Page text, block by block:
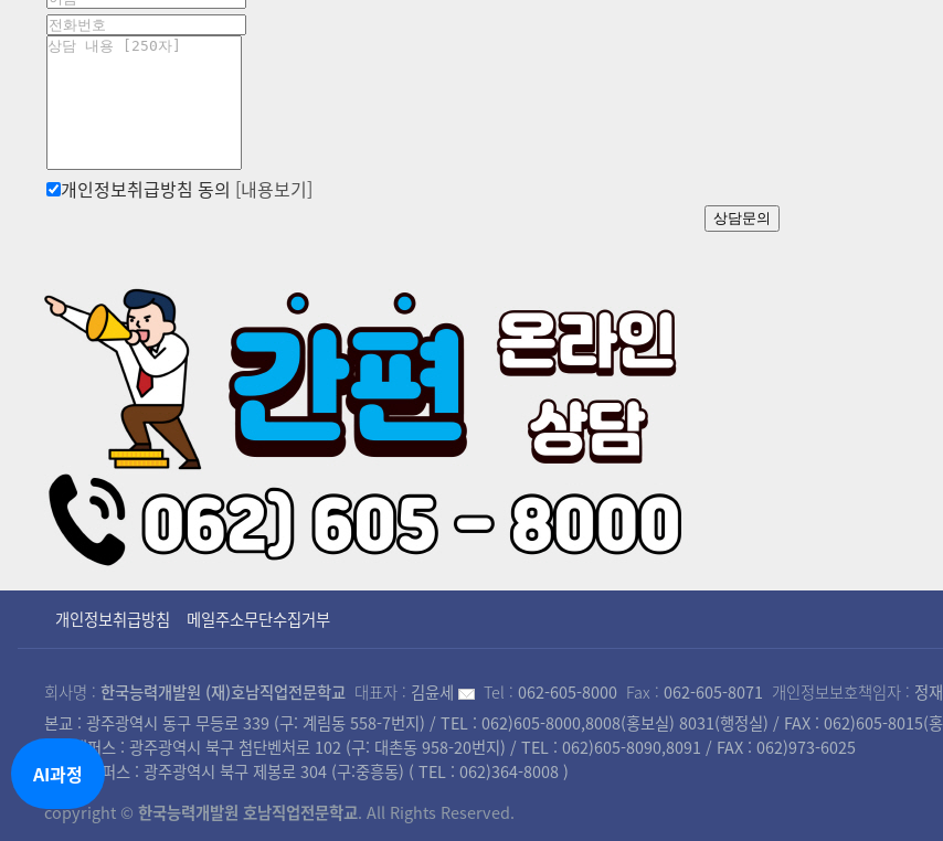
개인정보취급방침 동의 [내용보기]
상담문의
개인정보취급방침 메일주소무단수집거부
회사명 : 한국능력개발원 (재)호남직업전문학교 대표자 : 김윤세 Tel : 062-605-8000 Fax : 062-605-8071 개인정보보호책임자 : 정
본교 : 광주광역시 동구 무등로 339 (구: 계림동 558-7번지) / TEL : 062)605-8000,8008(홍보실) 8031(행정실) / FAX : 062)605-8015(
첨단캠퍼스 : 광주광역시 북구 첨단벤처로 102 (구: 대촌동 958-20번지) / TEL : 062)605-8090,8091 / FAX : 062)973-6025
북광주캠퍼스 : 광주광역시 북구 제봉로 304 (구:중흥동) ( TEL : 062)364-8008 )
copyright © 한국능력개발원 호남직업전문학교. All Rights Reserved.
AI과정